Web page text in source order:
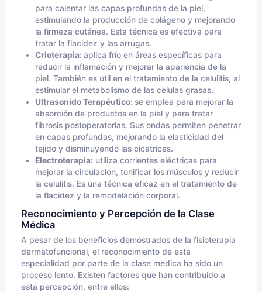
para calentar las capas profundas de la piel,
estimulando la producción de colágeno y mejorando
la firmeza cutánea. Esta técnica es efectiva para
tratar la flacidez y las arrugas.
Crioterapia: aplica frío en áreas específicas para
reducir la inflamación y mejorar la apariencia de la
piel. También es útil en el tratamiento de la celulitis, al
estimular el metabolismo de las células grasas.
Ultrasonido Terapéutico: se emplea para mejorar la
absorción de productos en la piel y para tratar
fibrosis postoperatorias. Sus ondas permiten penetrar
en capas profundas, mejorando la elasticidad del
tejido y disminuyendo las cicatrices.
Electroterapia: utiliza corrientes eléctricas para
mejorar la circulación, tonificar los músculos y reducir
la celulitis. Es una técnica eficaz en el tratamiento de
la flacidez y la remodelación corporal.
Reconocimiento y Percepción de la Clase
Médica
A pesar de los beneficios demostrados de la fisioterapia
dermatofuncional, el reconocimiento de esta
especialidad por parte de la clase médica ha sido un
proceso lento. Existen factores que han contribuido a
esta percepción, entre ellos: